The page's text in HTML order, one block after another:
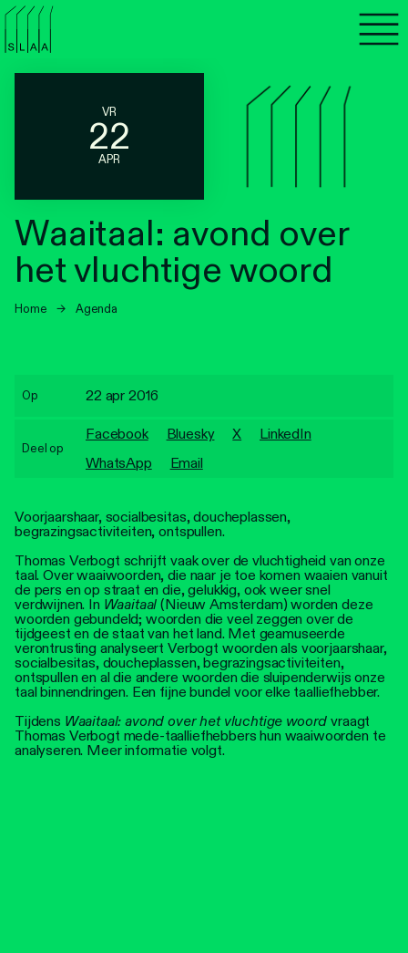
VR
22
APR
Waaitaal: avond over
het vluchtige woord
Home → Agenda
Voorjaarshaar, socialbesitas, doucheplassen,
begrazingsactiviteiten, ontspullen.
Thomas Verbogt schrijft vaak over de vluchtigheid van onze
taal. Over waaiwoorden, die naar je toe komen waaien vanuit
de pers en op straat en die, gelukkig, ook weer snel
verdwijnen. In Waaitaal(Nieuw Amsterdam) worden deze
woorden gebundeld; woorden die veel zeggen over de
tijdgeest en de staat van het land. Met geamuseerde
verontrusting analyseert Verbogt woorden als voorjaarshaar,
socialbesitas, doucheplassen, begrazingsactiviteiten,
ontspullen en al die andere woorden die sluipenderwijs onze
taal binnendringen. Een fijne bundel voor elke taalliefhebber.
Tijdens Waaitaal: avond over het vluchtige woordvraagt
Thomas Verbogt mede-taalliefhebbers hun waaiwoorden te
analyseren. Meer informatie volgt.
Op 22 apr 2016
Deel op
Facebook Bluesky X
LinkedIn
WhatsApp
Email
Agenda
Luisteren
Nieuwsbrief
Over SLAA
Personen
Toegankelijkheid
Stadsdichter